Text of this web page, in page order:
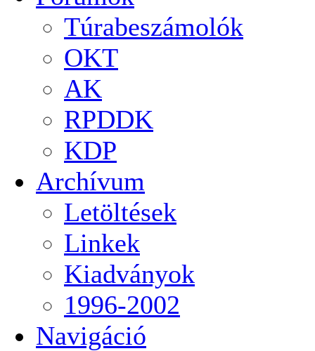
Túrabeszámolók
OKT
AK
RPDDK
KDP
Archívum
Letöltések
Linkek
Kiadványok
1996-2002
Navigáció